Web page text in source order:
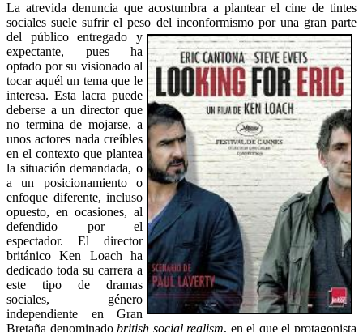
La atrevida denuncia que acostumbra a plantear el cine de tintes
sociales suele sufrir el peso del inconformismo por una gran parte
del público entregado y
expectante, pues ha
optado por su visionado al
tocar aquél un tema que le
interesa. Esta lacra puede
deberse a un director que
no termina de mojarse, a
unos actores nada creíbles
en el contexto que plantea
la situación demandada, o
a un posicionamiento o
enfoque diferente, incluso
opuesto, en ocasiones, al
defendido por el
espectador. El director
británico Ken Loach ha
dedicado toda su carrera a
este tipo de dramas
sociales, género
independiente en Gran
Bretaña denominadobritish social realism, en el que el protagonista